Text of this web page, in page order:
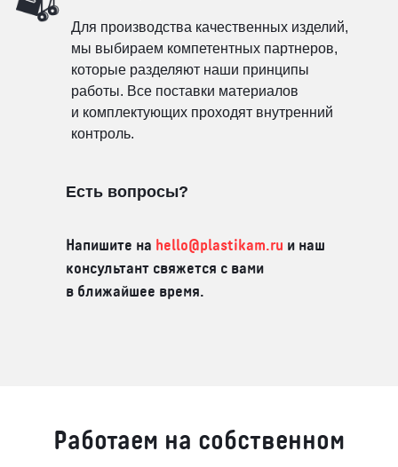
Для производства качественных изделий,
мы выбираем компетентных партнеров,
которые разделяют наши принципы
работы. Все поставки материалов
и комплектующих проходят внутренний
контроль.
Есть вопросы?
Напишите на hello@plastikam.ru и наш
консультант свяжется с вами
в ближайшее время.
Работаем на собственном